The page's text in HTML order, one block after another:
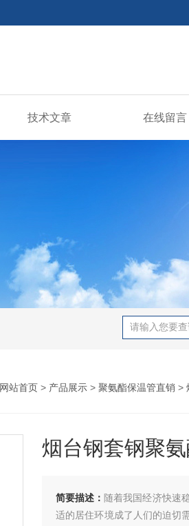
技术文章 在线留言
网站首页 > 产品展示 > 聚氨酯保温管直销 >
烟台钢套钢聚
简要描述： 随着我国经济快速
适的居住环境成了人们的迫切